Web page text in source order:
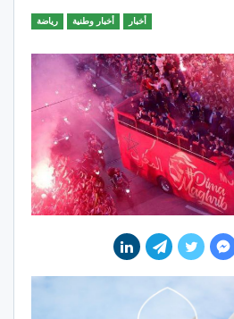
أخبار أخبار وطنية رياضة